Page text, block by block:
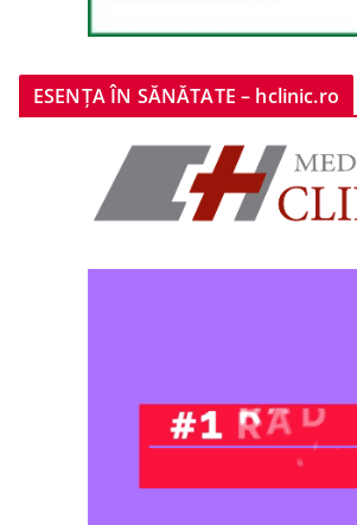
ESENȚA ÎN SĂNĂTATE – hclinic.ro